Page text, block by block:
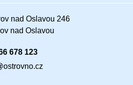
nad Oslavou 246
nad Oslavou
678 123